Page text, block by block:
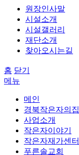
원장인사말
시설소개
시설갤러리
재단소개
찾아오시는길
홈 닫기
메뉴
메인
경북작은자의집
사업소개
작은자이야기
작은자재가센터
푸른솔교회